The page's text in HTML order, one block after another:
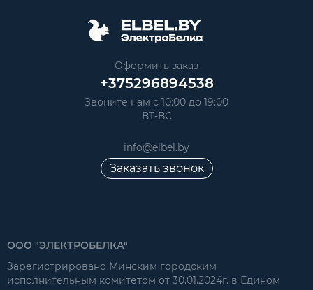
Оформить заказ
+375296894538
Звоните нам с 10:00 до 19:00
ВТ-ВС
info@elbel.by
Заказать звонок
ООО "ЭЛЕКТРОБЕЛКА"
Зарегистрировано Минским городским
исполнительным комитетом от 30.01.2024г. в Едином